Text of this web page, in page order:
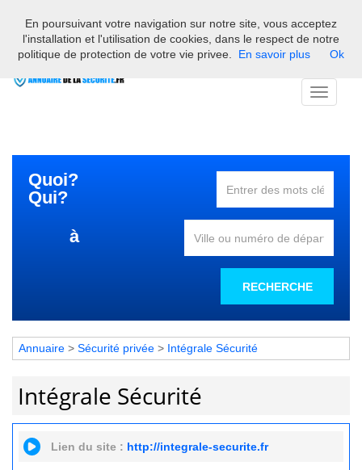
Bienvenue sur l'annuaire des professionnels français de la
sécurité
Toggle
Quoi?
Qui?
à
RECHERCHE
Annuaire > Sécurité privée > Intégrale Sécurité
Intégrale Sécurité
Lien du site : http://integrale-securite.fr
En poursuivant votre navigation sur notre site, vous acceptez
l'installation et l'utilisation de cookies, dans le respect de notre
politique de protection de votre vie privee.
En savoir plus Ok